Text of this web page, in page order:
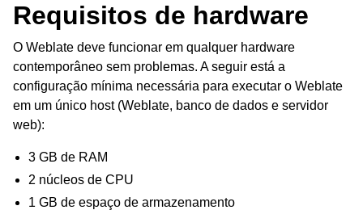
Requisitos de hardware
O Weblate deve funcionar em qualquer hardware
contemporâneo sem problemas. A seguir está a
configuração mínima necessária para executar o Weblate
em um único host (Weblate, banco de dados e servidor
web):
3 GB de RAM
2 núcleos de CPU
1 GB de espaço de armazenamento